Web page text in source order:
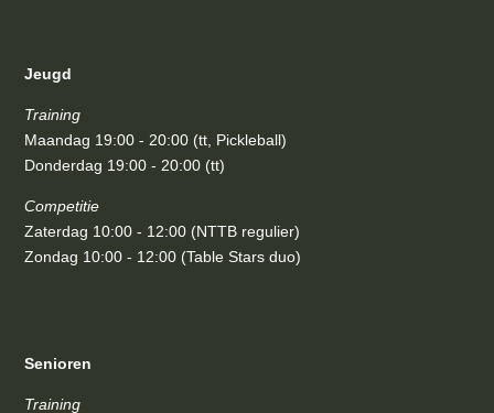
Jeugd
Training
Maandag 19:00 - 20:00 (tt, Pickleball)
Donderdag 19:00 - 20:00 (tt)
Competitie
Zaterdag 10:00 - 12:00 (NTTB regulier)
Zondag 10:00 - 12:00 (Table Stars duo)
Senioren
Training